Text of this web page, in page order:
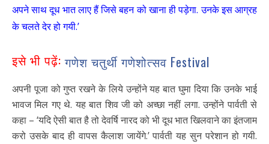
अपने साथ दूध भात लाए हैं जिसे बहन को खाना ही पड़ेगा. उनके इस आग्रह
के चलते देर हो गयी.’
इसे भी पढ़ें:गणेश चतुर्थी गणेशोत्सव Festival
अपनी पूजा को गुप्त रखने के लिये उन्होंने यह बात घुमा दिया कि उनके भाई
भावज मिल गए थे. यह बात शिव जी को अच्छा नहीं लगा. उन्होंने पार्वती से
कहा – ‘यदि ऐसी बात है तो देवर्षि नारद को भी दूध भात खिलवाने का इंतजाम
करो उसके बाद ही वापस कैलाश जायेंगे.’ पार्वती यह सुन परेशान हो गयी.